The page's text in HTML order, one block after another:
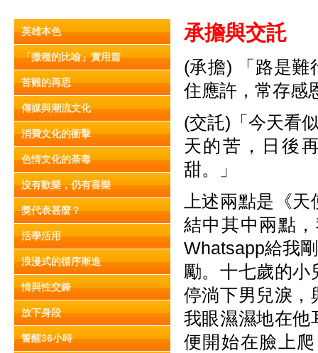
英雄本色
「撒種的比喻」實用篇
苦難的再思
傳媒與潮流文化
消費文化的衝擊
色情文化的荼毒
沒有歡樂，仍有喜樂
獎代表甚麼？
活學活用
浪漫式的循序漸進
情與性交鋒
放下身段
警醒36小時
承擔與交託
(承擔) 「路是難
住應許，常存感
(交託)「今天看
天的苦，日後
甜。」
上述兩點是《
結中其中兩點
Whatsapp給我
勵。十七歲的小
停淌下男兒淚，
我眼濕濕地在他
便開始在臉上